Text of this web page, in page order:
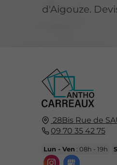
d'Aigouze.
28Bis Rue de
09 70 35 42 75
Lun - Ven : 08h - 19h